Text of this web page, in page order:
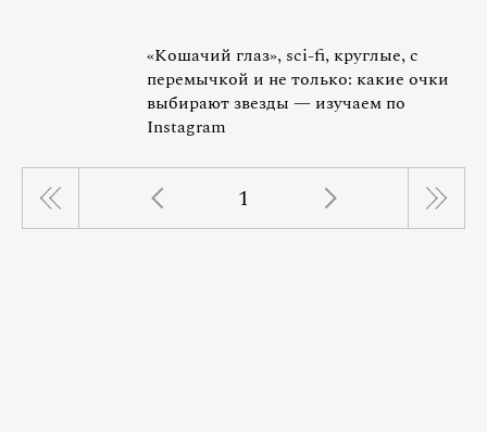
«Кошачий глаз», sci-fi, круглые, с
перемычкой и не только: какие очки
выбирают звезды — изучаем по
Instagram
1